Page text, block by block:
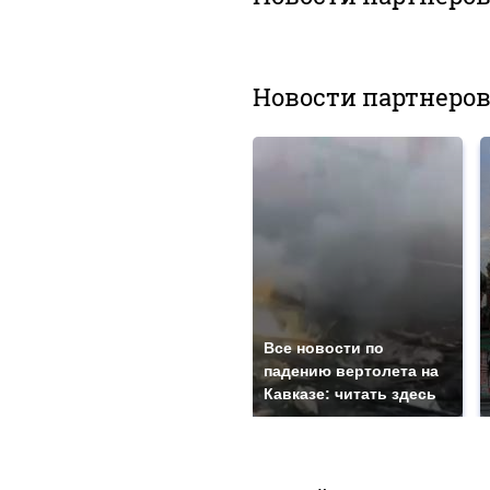
Новости партнеров
Все новости по
падению вертолета на
Кавказе: читать здесь